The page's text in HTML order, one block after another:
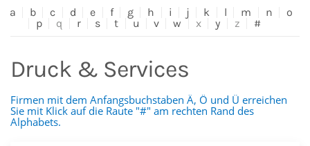
a b c d e f g h i j k l m n
o
p
q r s t u v w x y z #
Druck & Services
Firmen mit dem Anfangsbuchstaben Ä, Ö und Ü erreichen
Sie mit Klick auf die Raute "#" am rechten Rand des
Alphabets.